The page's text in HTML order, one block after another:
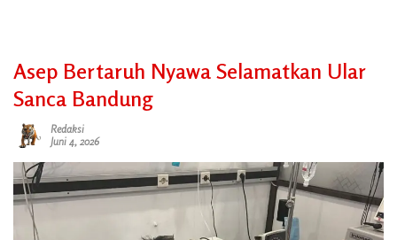
Asep Bertaruh Nyawa Selamatkan Ular
Sanca Bandung
Redaksi
Juni 4, 2026